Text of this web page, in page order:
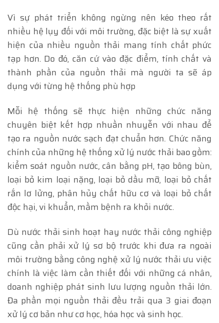
Vì sự phát triển không ngừng nên kéo theo rất
nhiều hệ lụy đối với môi trường, đặc biệt là sự xuất
hiện của nhiều nguồn thải mang tính chất phức
tạp hơn. Do đó, căn cứ vào đặc điểm, tính chất và
thành phần của nguồn thải mà người ta sẽ áp
dụng với từng hệ thống phù hợp
Mỗi hệ thống sẽ thực hiện những chức năng
chuyên biệt kết hợp nhuần nhuyễn với nhau để
tạo ra nguồn nước sạch đạt chuẩn hơn. Chức năng
chính của những hệ thống xử lý nước thải bao gồm:
kiểm soát nguồn nước, cân bằng pH, tạo bông bùn,
loại bỏ kim loại nặng, loại bỏ dầu mỡ, loại bỏ chất
rắn lơ lửng, phân hủy chất hữu cơ và loại bỏ chất
độc hại, vi khuẩn, mầm bệnh ra khỏi nước.
Dù nước thải sinh hoạt hay nước thải công nghiệp
cũng cần phải xử lý sơ bộ trước khi đưa ra ngoài
môi trường bằng công nghệ xử lý nước thải ưu việc
chính là việc làm cần thiết đối với những cá nhân,
doanh nghiệp phát sinh lưu lượng nguồn thải lớn.
Đa phần mọi nguồn thải đều trải qua 3 giai đoạn
xử lý cơ bản như cơ học, hóa học và sinh học.